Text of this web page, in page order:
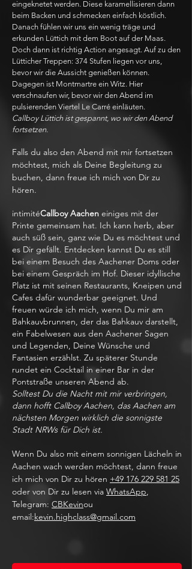
eingeknetet werden. Diese karamellisieren dann
beim Backen und schmecken einfach köstlich.
Danach fühlen wir uns ein wenig träge und
erkunden Lüttich mit dem Boot auf der Maas.
Doch dann ist richtig Action angesagt. Auf zu den
Lütticher Treppen: 374 Stufen liegen vor uns,
bevor wir die Aussicht genießen können.
Dagegen ist Montmartre ein Witz. Hier
verschnaufen wir, bevor wir den Abend im
pulsierenden Viertel Le Carré einläuten.
Callboy Lüttich ist gespannt, wo wir den Abend
fortsetzen.
Falls du also den Abend mit mir fortsetzen
möchtest, mich als Deine Begleitung zu
buchen, dann freue ich mich von Dir zu
hören.
intimitéCallboy Aachen einiges mit der
Printe gemeinsam hat. Ich kann herb, aber
auch süß sein, ganz wie Du es möchtest und
es Dir gefällt. Entdecken kannst Du es still
bei einem Besuch des Aachener Doms oder
bei einem Gespräch im Hof. Dieser idyllische
Platz ist mit seinen Restaurants, Kneipen und
Cafes dafür wunderbar geeignet. Und
freuen würde ich mich, wenn Du mir am
Bahkauvbrunnen, der das Bahkauv darstellt,
ein Fabelwesen aus den Aachener Sagen
und Legenden, Deine Wünsche und
Fantasien erzählst. Zu späterer Stunde
rundet ein Cocktail in einer Bar in der
Pontstraße unseren Abend ab.
Solltest Du die Nacht mit mir verbringen,
dann hofft Callboy Aachen, das Aachen am
nächsten Morgen wirklich die sonnigste
Stadt NRWs für Dich ist.
Wenn Du also mit einem sonnigen Lächeln in
Aachen wach werden möchtest, dann freue
ich mich von Dir zu hören +49 176 229 581 25
oder von Dir zu lesen via WhatsApp,
Telegram: CBKevinou
email:kevin.highclass@gmail.com